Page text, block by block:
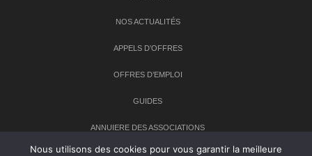
NOS ACTUALITÉS
APPELS D’OFFRES
OFFRES D’EMPLOI
GUIDES
ANNUIERE DES ASSOCIATIONS
Nous utilisons des cookies pour vous garantir la meilleure